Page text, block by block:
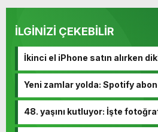
İLGİNİZİ ÇEKEBİLİR
İkinci el iPhone satın alırken
Yeni zamlar yolda: Spotify
48. yaşını kutluyor: İşte